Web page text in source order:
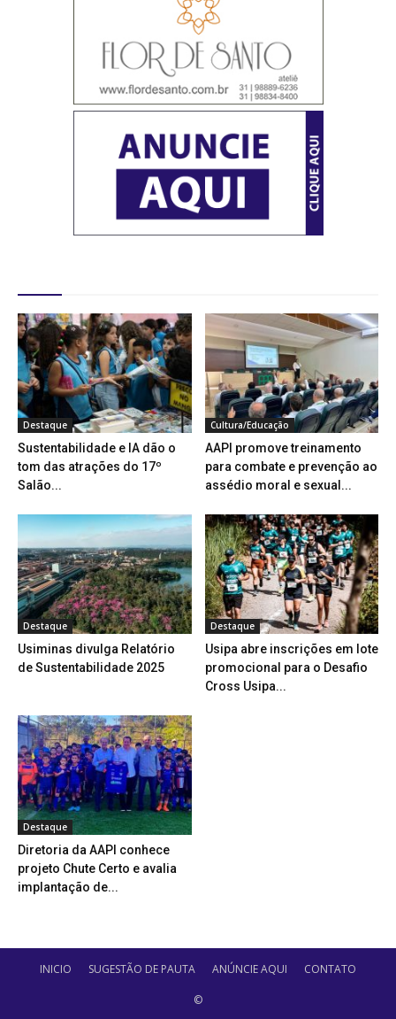
Destaque
Sustentabilidade e IA dão o
tom das atrações do 17º
Salão...
Cultura/Educação
AAPI promove treinamento
para combate e prevenção ao
assédio moral e sexual...
Destaque
Usiminas divulga Relatório
de Sustentabilidade 2025
Destaque
Usipa abre inscrições em lote
promocional para o Desafio
Cross Usipa...
Destaque
Diretoria da AAPI conhece
projeto Chute Certo e avalia
implantação de...
INICIO SUGESTÃO DE PAUTA ANÚNCIE AQUI CONTATO
©